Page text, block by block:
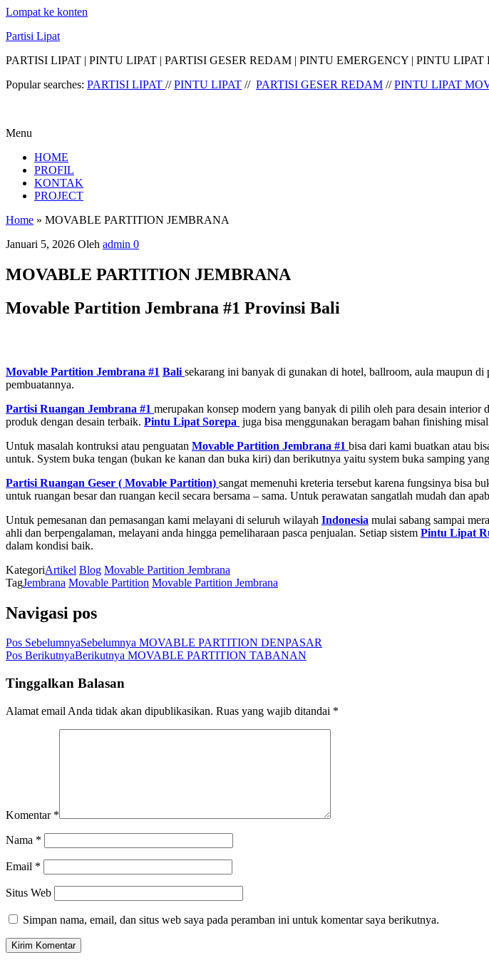
Lompat ke konten
Partisi Lipat
PARTISI LIPAT | PINTU LIPAT | PARTISI GESER REDAM | PINTU EMERGENCY | PINTU
Popular searches: PARTISI LIPAT //PINTU LIPAT // PARTISI GESER REDAM //PINTU LIPAT
Menu
HOME
PROFIL
KONTAK
PROJECT
Home » MOVABLE PARTITION JEMBRANA
Januari 5, 2026 Oleh admin 0
MOVABLE PARTITION JEMBRANA
Movable Partition Jembrana #1 Provinsi Bali
Movable Partition Jembrana #1 Bali sekarang ini banyak di gunakan di hotel, ballroom, aula maupun
pembuatannya.
Partisi Ruangan Jembrana #1 merupakan konsep modern yang banyak di pilih oleh para desain interior
produk dengan desain terbaik. Pintu Lipat Sorepa juga bisa menggunakan beragam bahan finishing
Untuk masalah kontruksi atau penguatan Movable Partition Jembrana #1 bisa dari kami buatkan atau
untuk. System buka tengan (bukan ke kanan dan buka kiri) dan berikutnya yaitu system buka samping
Partisi Ruangan Geser ( Movable Partition) sangat memenuhi kreteria tersebut karena fungsinya bisa
untuk ruangan besar dan ruangan kecil secara bersama – sama. Untuk perawatan sangatlah mudah dan
Untuk pemesanan dan pemasangan kami melayani di seluruh wilayah Indonesia mulai sabang sampai
ahli dan berpengalaman, melayani anda hingga pemeliharaan pasca penjualan. Setiap sistem Pintu Lipat
dalam kondisi baik.
KategoriArtikel Blog Movable Partition Jembrana
TagJembrana Movable Partition Movable Partition Jembrana
Navigasi pos
Pos SebelumnyaSebelumnya MOVABLE PARTITION DENPASAR
Pos BerikutnyaBerikutnya MOVABLE PARTITION TABANAN
Tinggalkan Balasan
Alamat email Anda tidak akan dipublikasikan. Ruas yang wajib ditandai *
Komentar *
Nama *
Email *
Situs Web
Simpan nama, email, dan situs web saya pada peramban ini untuk komentar saya berikutnya.